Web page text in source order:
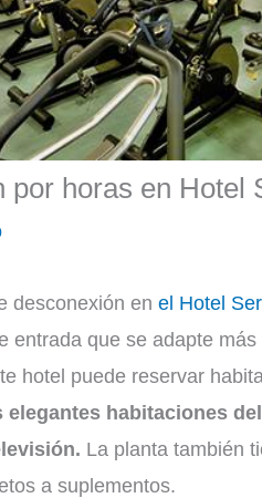
por horas en Hotel
desconexión en el Hotel
entrada que se adapte
hotel puede reservar
elegantes habitaciones
La planta también
a suplementos.